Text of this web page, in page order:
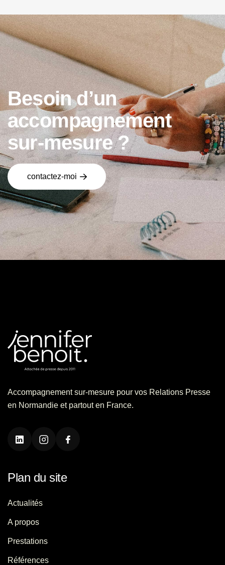
Besoin d’un
accompagnement
sur-mesure ?
contactez-moi
Accompagnement sur-mesure pour vos Relations Presse
en Normandie et partout en France.
Plan du site
Actualités
A propos
Prestations
Références